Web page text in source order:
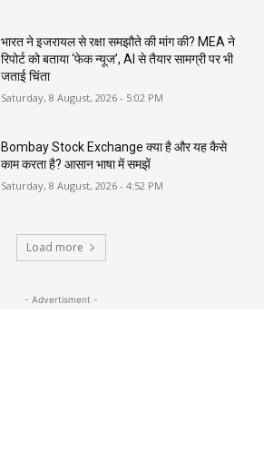
भारत ने इजरायल से रक्षा समझौते की मांग की? MEA ने
रिपोर्ट को बताया ‘फेक न्यूज’, AI से तैयार सामग्री पर भी
जताई चिंता
Saturday, 8 August, 2026 - 5:02 PM
Bombay Stock Exchange क्या है और यह कैसे
काम करता है? आसान भाषा में समझें
Saturday, 8 August, 2026 - 4:52 PM
Load more
- Advertisment -